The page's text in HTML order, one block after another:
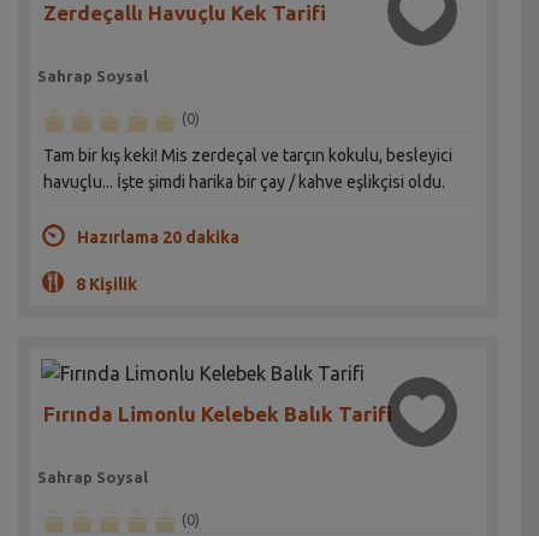
Zerdeçallı Havuçlu Kek Tarifi
Sahrap Soysal
(0)
Tam bir kış keki! Mis zerdeçal ve tarçın kokulu, besleyici
havuçlu... İşte şimdi harika bir çay / kahve eşlikçisi oldu.
Hazırlama 20 dakika
8 Kişilik
Fırında Limonlu Kelebek Balık Tarifi
Sahrap Soysal
(0)